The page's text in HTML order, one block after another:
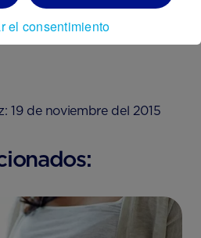
19 de noviembre del 2015
el consentimiento